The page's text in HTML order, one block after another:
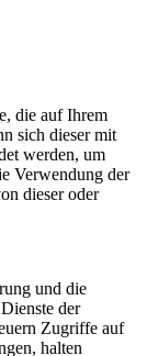
die auf Ihrem
sich dieser mit
werden, um
Verwendung der
dieser oder
und die
der
Zugriffe auf
halten